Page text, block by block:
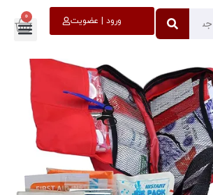
ورود | عضویت 0